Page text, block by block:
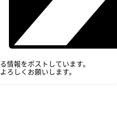
情報をポストしています。
ろしくお願いします。